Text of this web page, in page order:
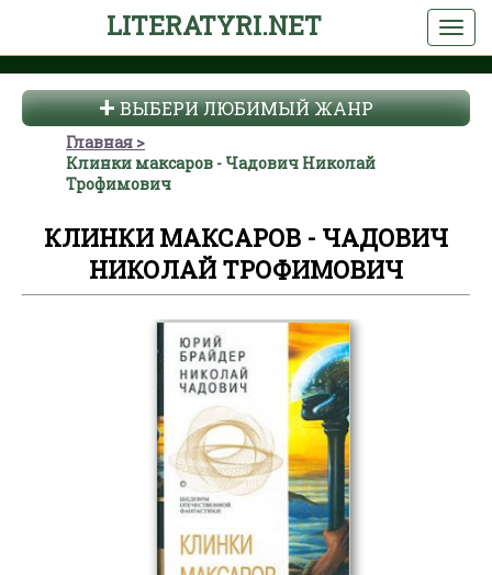
LITERATYRI.NET
ВЫБЕРИ ЛЮБИМЫЙ ЖАНР
Главная
Клинки максаров - Чадович Николай
Трофимович
КЛИНКИ МАКСАРОВ - ЧАДОВИЧ
НИКОЛАЙ ТРОФИМОВИЧ